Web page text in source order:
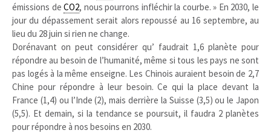
émissions deCO2, nous pourrons infléchir la courbe. » En 2030, le
jour du dépassement serait alors repoussé au 16 septembre, au
lieu du 28 juin si rien ne change.
Dorénavant on peut considérer qu’ faudrait 1,6 planète pour
répondre au besoin de l’humanité, même si tous les pays ne sont
pas logés à la même enseigne. Les Chinois auraient besoin de 2,7
Chine pour répondre à leur besoin. Ce qui la place devant la
France (1,4) ou l’Inde (2), mais derrière la Suisse (3,5) ou le Japon
(5,5). Et demain, si la tendance se poursuit, il faudra 2 planètes
pour répondre à nos besoins en 2030.